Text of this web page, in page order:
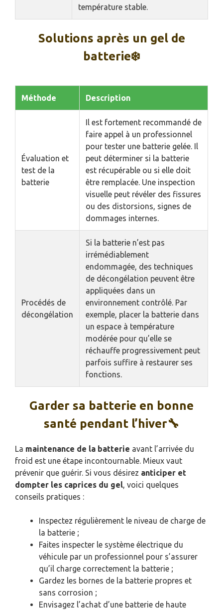
température stable.
Solutions après un gel de
batterie❄️
Méthode Description
Évaluation et
test de la
batterie
Il est fortement recommandé de
faire appel à un professionnel
pour tester une batterie gelée. Il
peut déterminer si la batterie
est récupérable ou si elle doit
être remplacée. Une inspection
visuelle peut révéler des fissures
ou des distorsions, signes de
dommages internes.
Procédés de
décongélation
Si la batterie n’est pas
irrémédiablement
endommagée, des techniques
de décongélation peuvent être
appliquées dans un
environnement contrôlé. Par
exemple, placer la batterie dans
un espace à température
modérée pour qu’elle se
réchauffe progressivement peut
parfois suffire à restaurer ses
fonctions.
Garder sa batterie en bonne
santé pendant l’hiver🔧
La maintenance de la batterie avant l’arrivée du
froid est une étape incontournable. Mieux vaut
prévenir que guérir. Si vous désirez anticiper et
dompter les caprices du gel, voici quelques
conseils pratiques :
Inspectez régulièrement le niveau de charge de
la batterie ;
Faites inspecter le système électrique du
véhicule par un professionnel pour s’assurer
qu’il charge correctement la batterie ;
Gardez les bornes de la batterie propres et
sans corrosion ;
Envisagez l’achat d’une batterie de haute